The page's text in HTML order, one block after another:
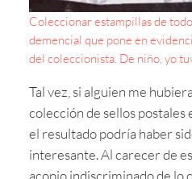
Coleccionar estampillas de
demencial que pone en
del coleccionista. De niño, yo
Tal vez, si alguien me
colección de sellos postales
el resultado podría haber
interesante. Al carecer de
acopio indiscriminado de lo